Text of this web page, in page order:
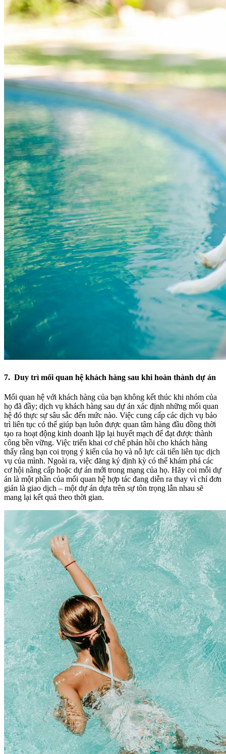
7. Duy trì mối quan hệ khách hàng sau khi hoàn thành dự án
Mối quan hệ với khách hàng của bạn không kết thúc khi nhóm của
họ đã đầy; dịch vụ khách hàng sau dự án xác định những mối quan
hệ đó thực sự sâu sắc đến mức nào. Việc cung cấp các dịch vụ bảo
trì liên tục có thể giúp bạn luôn được quan tâm hàng đầu đồng thời
tạo ra hoạt động kinh doanh lặp lại huyết mạch để đạt được thành
công bền vững. Việc triển khai cơ chế phản hồi cho khách hàng
thấy rằng bạn coi trọng ý kiến ​​của họ và nỗ lực cải tiến liên tục dịch
vụ của mình. Ngoài ra, việc đăng ký định kỳ có thể khám phá các
cơ hội nâng cấp hoặc dự án mới trong mạng của họ. Hãy coi mỗi dự
án là một phần của mối quan hệ hợp tác đang diễn ra thay vì chỉ đơn
giản là giao dịch – một dự án dựa trên sự tôn trọng lẫn nhau sẽ
mang lại kết quả theo thời gian.